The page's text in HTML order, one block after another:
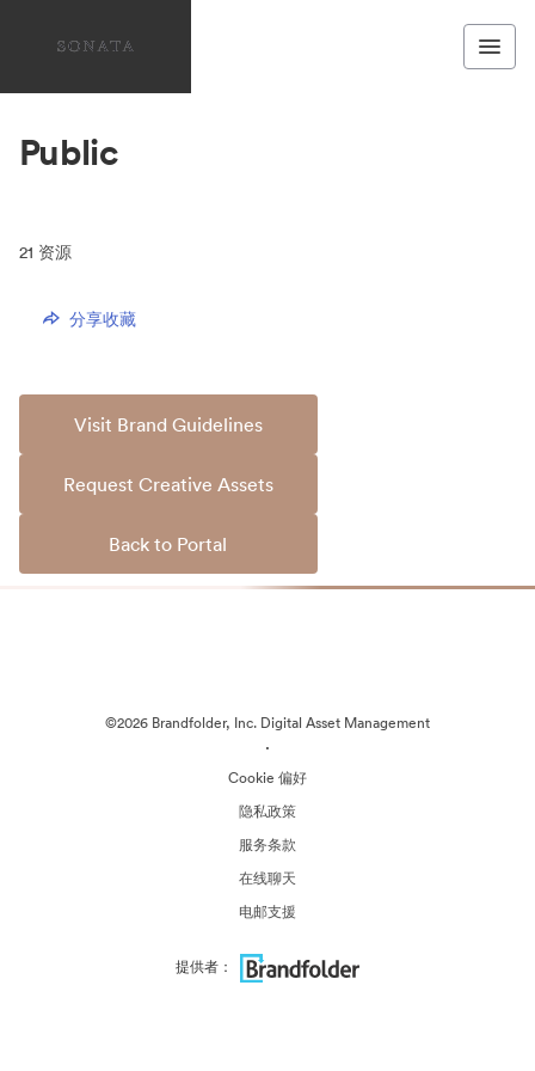
Public
21 资源
分享收藏
Visit Brand Guidelines
Request Creative Assets
Back to Portal
©2026 Brandfolder, Inc. Digital Asset Management
·
Cookie 偏好
隐私政策
服务条款
在线聊天
电邮支援
提供者：